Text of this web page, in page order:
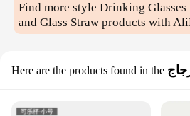
Find more styleDrinking
and Glass Straw products with
Here are the products found in the